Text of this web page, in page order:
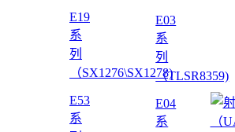
E19
系
列
（SX1276\SX1278)
E53
系
E03
系
列
（TLSR8359)
E04
系